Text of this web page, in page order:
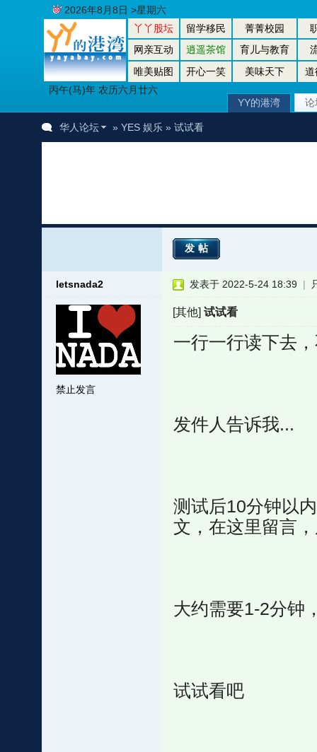
丫丫股坛 留学移民 菁菁校园
网亲互动
逍遥茶馆 育儿与教育
唯美贴图
开心一笑 美味天下
道
丙午(马)年 农历六月廿六
2026年8月8日 >星期六
YY的港湾 论
华人论坛 » YES 娱乐» 试试看
发帖
letsnada2
禁止发言
发表于 2022-5-24 18:39 |
[其他]试试看
一行一行读下去
发件人告诉我...
测试后10分钟以
文，在这里留言
大约需要1-2分钟
试试看吧